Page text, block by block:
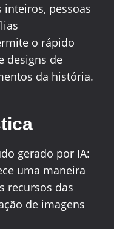
pessoas
o rápido
designs de
da história.
gerado por IA:
uma maneira
recursos das
de imagens